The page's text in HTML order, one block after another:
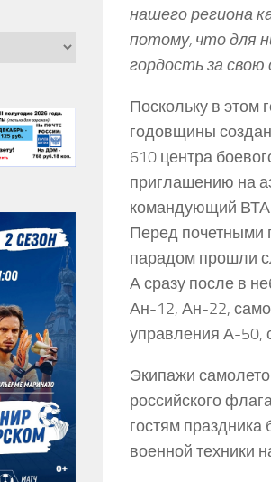
нашего региона
потому, что для
гордость за
Поскольку в этом
годовщины
610 центра
приглашению на
командующий
Перед почетными
парадом прошли
А сразу после в
Ан-12, Ан-22,
управления А-50,
Экипажи
российского
гостям
военной техники